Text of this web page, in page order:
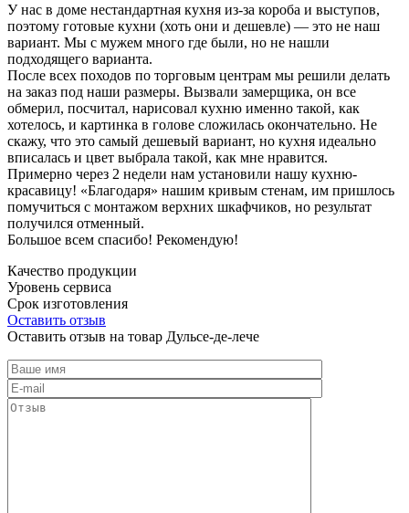
У нас в доме нестандартная кухня из-за короба и выступов,
поэтому готовые кухни (хоть они и дешевле) — это не наш
вариант. Мы с мужем много где были, но не нашли
подходящего варианта.
После всех походов по торговым центрам мы решили делать
на заказ под наши размеры. Вызвали замерщика, он все
обмерил, посчитал, нарисовал кухню именно такой, как
хотелось, и картинка в голове сложилась окончательно. Не
скажу, что это самый дешевый вариант, но кухня идеально
вписалась и цвет выбрала такой, как мне нравится.
Примерно через 2 недели нам установили нашу кухню-
красавицу! «Благодаря» нашим кривым стенам, им пришлось
помучиться с монтажом верхних шкафчиков, но результат
получился отменный.
Большое всем спасибо! Рекомендую!
Качество продукции
Уровень сервиса
Срок изготовления
Оставить отзыв
Оставить отзыв на товар Дульсе-де-лече